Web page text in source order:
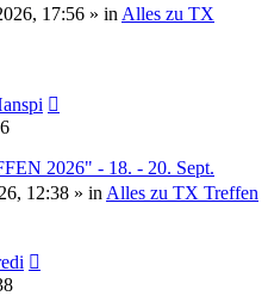
17:56 » in Alles zu TX
2026" - 18. - 20. Sept.
12:38 » in Alles zu TX Treffen